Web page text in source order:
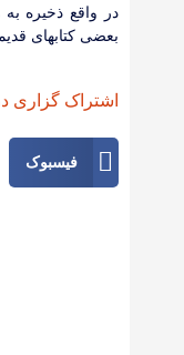
در واقع ذخیره به
بعضی کتابهای
اشتراک گزاری
فیسبوک